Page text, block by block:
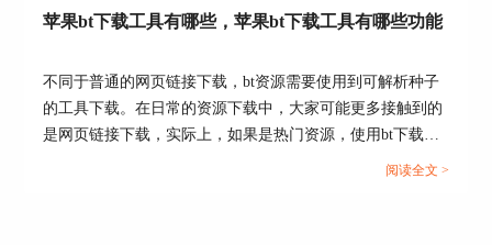
苹果bt下载工具有哪些，苹果bt下载工具有哪些功能
不同于普通的网页链接下载，bt资源需要使用到可解析种子
的工具下载。在日常的资源下载中，大家可能更多接触到的
是网页链接下载，实际上，如果是热门资源，使用bt下载速
度会更快。本文会给大家介绍苹果bt下载工具有哪些，苹果
阅读全文 >